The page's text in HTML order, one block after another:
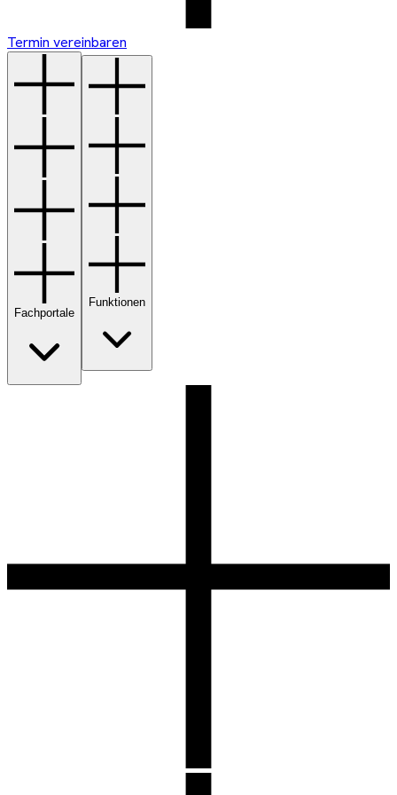
Termin vereinbaren
Fachportale
Funktionen